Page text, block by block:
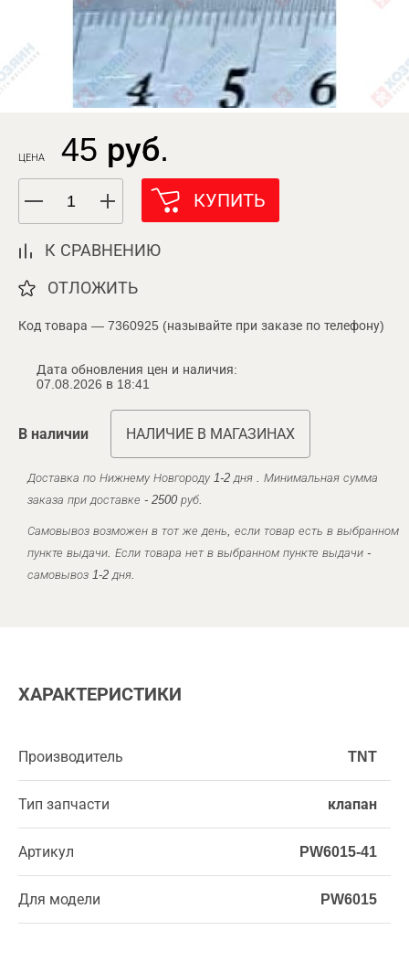
ЦЕНА 45 руб.
КУПИТЬ
К СРАВНЕНИЮ
ОТЛОЖИТЬ
Код товара — 7360925 (называйте при заказе по телефону)
Дата обновления цен и наличия:
07.08.2026 в 18:41
В наличии НАЛИЧИЕ В МАГАЗИНАХ
Доставка по Нижнему Новгороду 1-2 дня . Минимальная сумма
заказа при доставке - 2500 руб.
Самовывоз возможен в тот же день, если товар есть в выбранном
пункте выдачи. Если товара нет в выбранном пункте выдачи -
самовывоз 1-2 дня.
ХАРАКТЕРИСТИКИ
Производитель TNT
Тип запчасти клапан
Артикул PW6015-41
Для модели PW6015